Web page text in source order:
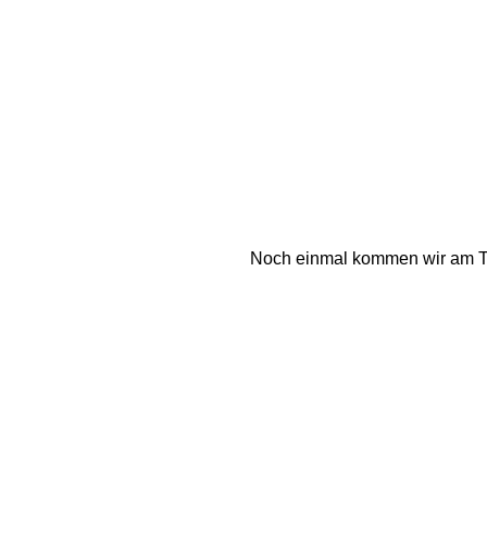
Noch einmal kommen wir am